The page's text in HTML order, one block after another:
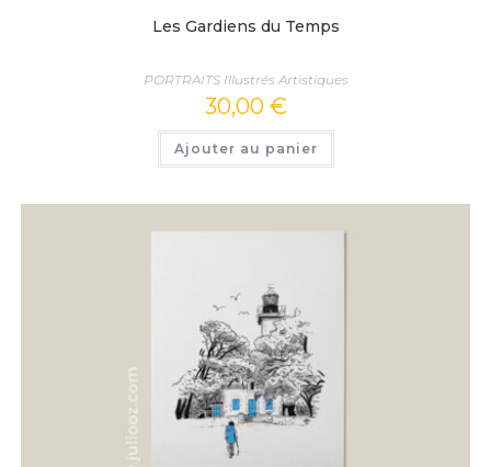
Les Gardiens du Temps
PORTRAITS Illustrés Artistiques
30,00 €
Ajouter au panier